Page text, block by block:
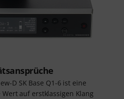
D SK Base Q1-6 ist eine
auf erstklassigen Klang